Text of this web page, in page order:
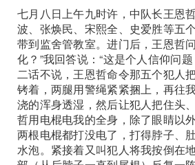
七月八日上午九时许，中队长王恩
波、张焕民、宋熙全、史爱胜等五
带到监舍管教室。进门后，王恩哲
化？”我回答说：“这是个人信仰问
二话不说，王恩哲命令那五个犯人
铐着，两腿用警绳紧紧捆上，再往
浇的浑身透湿，然后让犯人把住头
哲用电棍电我的全身，除了眼睛以
两根电棍都打没电了，打得脖子、
水泡。紧接着又叫犯人将我按倒在